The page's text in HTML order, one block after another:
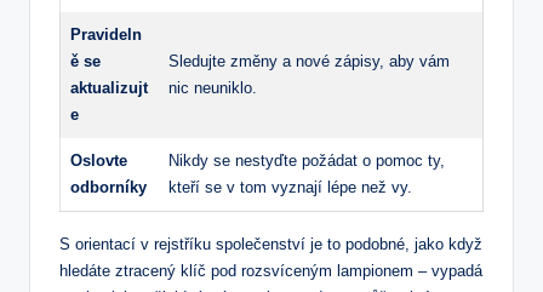
Pravideln
ě se ​
aktualizujt
e
Sledujte‌ změny a nové zápisy, aby vám
nic neuniklo.
Oslovte
odborníky
Nikdy ⁢se nestyďte ⁢požádat‍ o pomoc ty,
kteří se ‌v tom vyznají ‌lépe než vy.
S orientací v​ rejstříku společenství je to podobné, jako ⁢když
hledáte ztracený klíč pod rozsvíceným lampionem – vypadá⁣